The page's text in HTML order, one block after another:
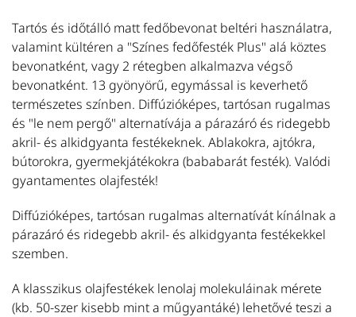
Tartós és időtálló matt fedőbevonat beltéri használatra,
valamint kültéren a "Színes fedőfesték Plus" alá köztes
bevonatként, vagy 2 rétegben alkalmazva végső
bevonatként. 13 gyönyörű, egymással is keverhető
természetes színben. Diffúzióképes, tartósan rugalmas
és "le nem pergő" alternatívája a párazáró és ridegebb
akril- és alkidgyanta festékeknek. Ablakokra, ajtókra,
bútorokra, gyermekjátékokra (bababarát festék). Valódi
gyantamentes olajfesték!
Diffúzióképes, tartósan rugalmas alternatívát kínálnak a
párazáró és ridegebb akril- és alkidgyanta festékekkel
szemben.
A klasszikus olajfestékek lenolaj molekuláinak mérete
(kb. 50-szer kisebb mint a műgyantáké) lehetővé teszi a